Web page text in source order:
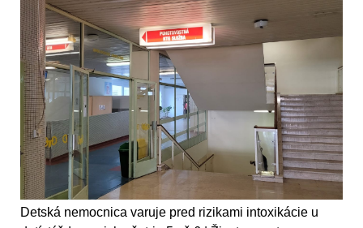
Detská nemocnica varuje pred rizikami intoxikácie u